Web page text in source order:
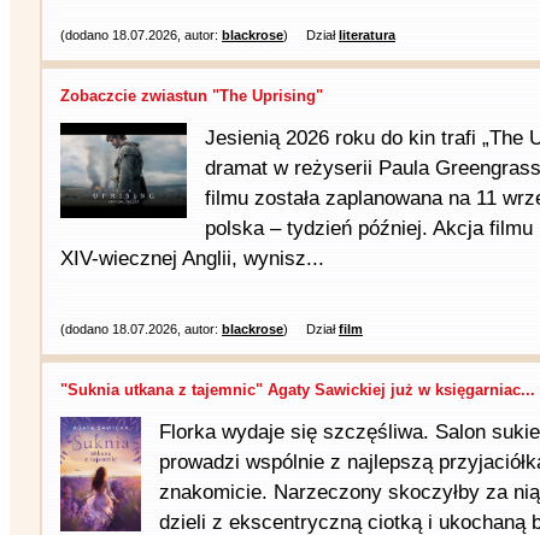
(dodano 18.07.2026, autor: blackrose) Działliteratura
Zobaczcie zwiastun "The Uprising"
Jesienią 2026 roku do kin trafi „The
dramat w reżyserii Paula
filmu została zaplanowana na 11
polska – tydzień później. Akcja
XIV-wiecznej Anglii, wynisz...
(dodano 18.07.2026, autor: blackrose) Działfilm
"Suknia utkana z tajemnic" Agaty Sawickiej już w księgarniac...
Florka wydaje się szczęśliwa. Salon
prowadzi wspólnie z najlepszą
znakomicie. Narzeczony skoczyłby za
dzieli z ekscentryczną ciotką i ukochaną